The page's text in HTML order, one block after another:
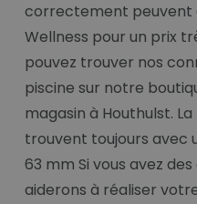
correctement peuvent
Wellness pour un prix
pouvez trouver nos
piscine sur notre
magasin à Houthulst.
trouvent toujours avec
63 mm Si vous avez
aiderons à réaliser